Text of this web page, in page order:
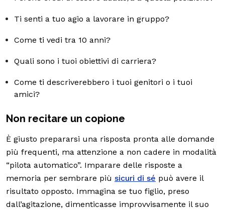
Ti senti a tuo agio a lavorare in gruppo?
Come ti vedi tra 10 anni?
Quali sono i tuoi obiettivi di carriera?
Come ti descriverebbero i tuoi genitori o i tuoi
amici?
Non recitare un copione
È giusto prepararsi una risposta pronta alle domande
più frequenti, ma attenzione a non cadere in modalità
“pilota automatico”. Imparare delle risposte a
memoria per sembrare più sicuri di sé può avere il
risultato opposto. Immagina se tuo figlio, preso
dall’agitazione, dimenticasse improvvisamente il suo